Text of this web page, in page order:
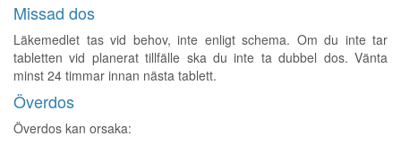
Missad dos
Läkemedlet tas vid behov, inte enligt schema. Om du inte tar
tabletten vid planerat tillfälle ska du inte ta dubbel dos. Vänta
minst 24 timmar innan nästa tablett.
Överdos
Överdos kan orsaka: